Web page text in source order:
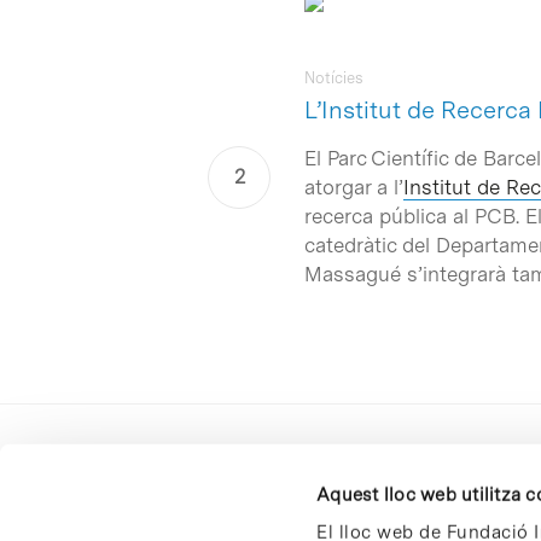
Aquest lloc web utilitza
El lloc web de Fundació
L’Institut de
Notícies
El Parc Científic de
atorgar a l’Institut de
recerca pública al PCB.
catedràtic del
Massagué s’integrarà